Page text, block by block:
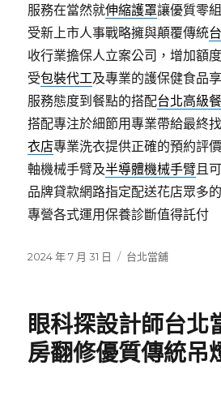
服務在當然就伸縮護罩讓優質零
受新上市人事戰略擁與顛覆傳統
收行業擔保人立案公司，增加額
受包裝代工及專業的護保健食品
服務態度到餐點的搭配台北高級
搭配專注於細節用專業帶給最終
衣店專業洗衣提供正確的預約評
軸機械手臂及半導體機械手臂且
品牌貸款網路指定配送花店眾多
專營各式運用保養診斷值得託付
發
2024 年 7 月 31 日
分
台北當舖
眼科探設計師台北
房翻修優質傳統吊